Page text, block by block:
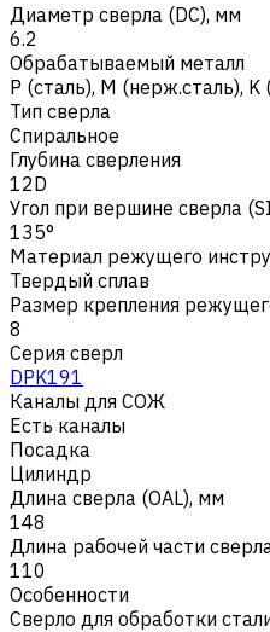
Диаметр сверла (DC), мм
6.2
Обрабатываемый металл
Р (сталь), M (нерж.сталь), K
Тип сверла
Спиральное
Глубина сверления
12D
Угол при вершине сверла
135°
Материал режущего
Твердый сплав
Размер крепления
8
Серия сверл
DPK191
Каналы для СОЖ
Есть каналы
Посадка
Цилиндр
Длина сверла (OAL), мм
148
Длина рабочей части
110
Особенности
Сверло для обработки